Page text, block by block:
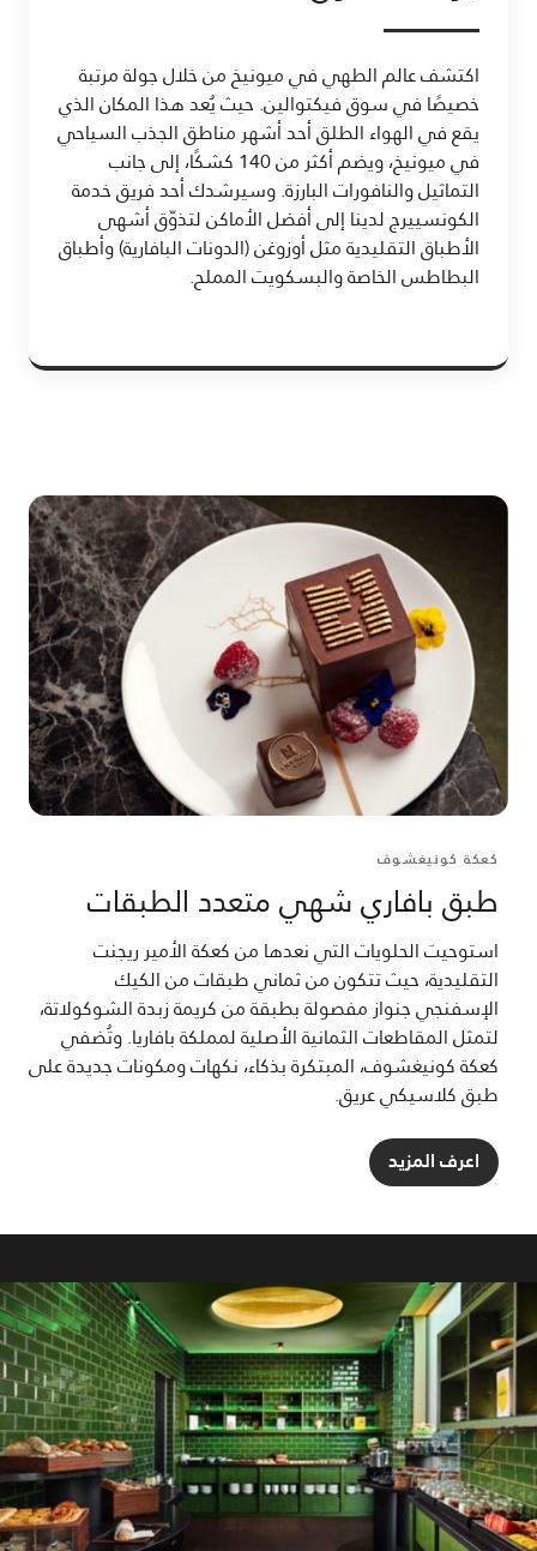
اكتشف عالم الطهي في ميونيخ من خلال جولة مرتبة
خصيصًا في سوق فيكتوالين. حيث يُعد هذا المكان الذي
يقع في الهواء الطلق أحد أشهر مناطق الجذب السياحي
في ميونيخ، ويضم أكثر من 140 كشكًا، إلى جانب
التماثيل والنافورات البارزة. وسيرشدك أحد فريق خدمة
الكونسييرج لدينا إلى أفضل الأماكن لتذوّق أشهى
الأطباق التقليدية مثل أوزوغن (الدونات البافارية) وأطباق
البطاطس الخاصة والبسكويت المملح.
كعكة كونيغشوف
طبق بافاري شهي متعدد الطبقات
استوحيت الحلويات التي نعدها من كعكة الأمير ريجنت
التقليدية، حيث تتكون من ثماني طبقات من الكيك
الإسفنجي جنواز مفصولة بطبقة من كريمة زبدة الشوكولاتة،
لتمثل المقاطعات الثمانية الأصلية لمملكة بافاريا. وتُضفي
كعكة كونيغشوف، المبتكرة بذكاء، نكهات ومكونات جديدة على
طبق كلاسيكي عريق.
اعرف المزيد